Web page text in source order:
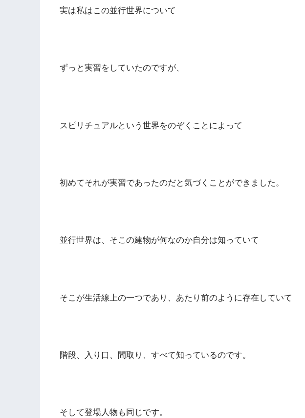
実は私はこの並行世界について
ずっと実習をしていたのですが、
スピリチュアルという世界をのぞくことによって
初めてそれが実習であったのだと気づくことができました。
並行世界は、そこの建物が何なのか自分は知っていて
そこが生活線上の一つであり、あたり前のように存在していて
階段、入り口、間取り、すべて知っているのです。
そして登場人物も同じです。